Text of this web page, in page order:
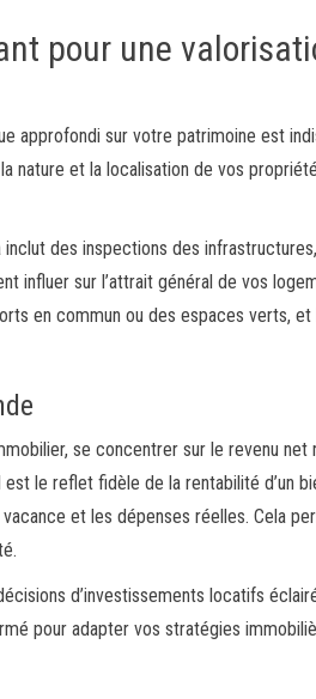
pour une
approfondi sur votre patrimoine est
nature et la localisation de vos
inclut des inspections des
influer sur l’attrait général de vos
en commun ou des espaces verts, et
se concentrer sur le revenu net
le reflet fidèle de la rentabilité d’un
et les dépenses réelles. Cela
d’investissements locatifs
pour adapter vos stratégies